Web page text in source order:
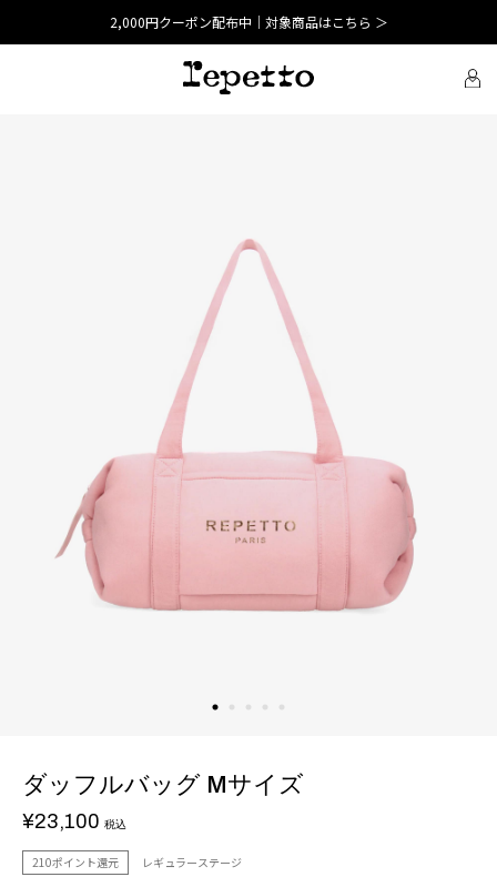
2,000円クーポン配布中｜対象商品はこちら ＞
ダッフルバッグ Mサイズ
¥23,100 税込
210ポイント還元
レギュラーステージ